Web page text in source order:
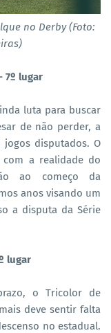
no Derby (Foto:
7º lugar
luta para buscar
de não perder, a
disputados. O
com a realidade do
ao começo da
anos visando um
a disputa da Série
lugar
o Tricolor de
deve sentir falta
no estadual.